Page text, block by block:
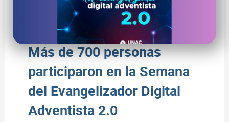
Más de 700 personas
participaron en la Semana
del Evangelizador Digital
Adventista 2.0